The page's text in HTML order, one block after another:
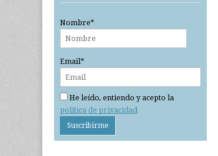
Nombre*
Email*
He leído, entiendo y acepto la
política de privacidad